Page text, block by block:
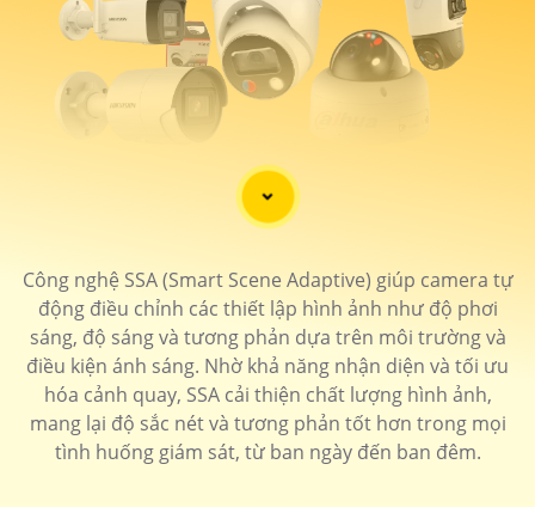
'
Công nghệ SSA (Smart Scene Adaptive) giúp camera tự
động điều chỉnh các thiết lập hình ảnh như độ phơi
sáng, độ sáng và tương phản dựa trên môi trường và
điều kiện ánh sáng. Nhờ khả năng nhận diện và tối ưu
hóa cảnh quay, SSA cải thiện chất lượng hình ảnh,
mang lại độ sắc nét và tương phản tốt hơn trong mọi
tình huống giám sát, từ ban ngày đến ban đêm.